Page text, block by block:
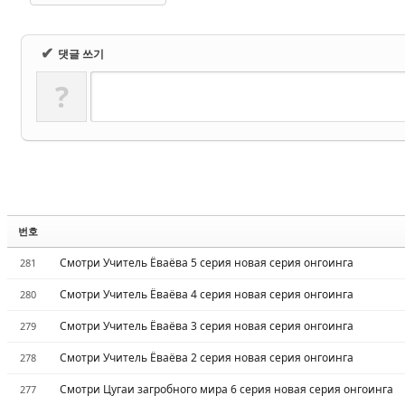
✔ 댓글 쓰기
?
번호
281 Смотри Учитель Ёваёва 5 серия новая серия онгоинга
280 Смотри Учитель Ёваёва 4 серия новая серия онгоинга
279 Смотри Учитель Ёваёва 3 серия новая серия онгоинга
278 Смотри Учитель Ёваёва 2 серия новая серия онгоинга
277 Смотри Цугаи загробного мира 6 серия новая серия онгоинга